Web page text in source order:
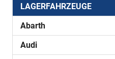
LAGERFAHRZEUGE
Abarth
Audi